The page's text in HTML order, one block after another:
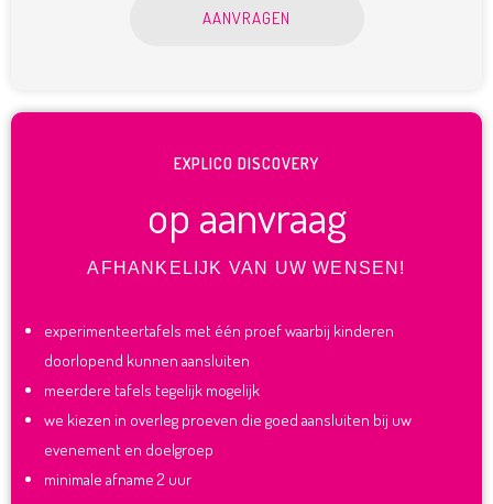
AANVRAGEN
EXPLICO DISCOVERY
op aanvraag
AFHANKELIJK VAN UW WENSEN!
experimenteertafels met één proef waarbij kinderen
doorlopend kunnen aansluiten
meerdere tafels tegelijk mogelijk
we kiezen in overleg proeven die goed aansluiten bij uw
evenement en doelgroep
minimale afname 2 uur